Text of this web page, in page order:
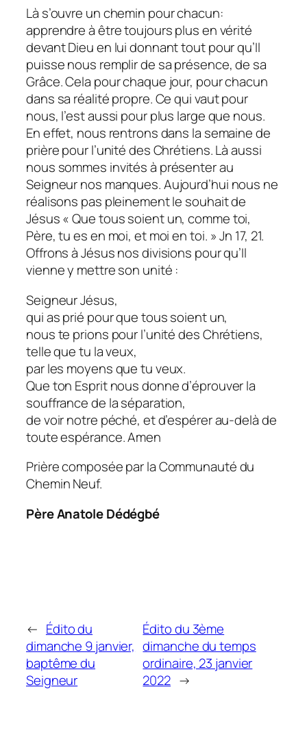
Là s’ouvre un chemin pour chacun:
apprendre à être toujours plus en vérité
devant Dieu en lui donnant tout pour qu’Il
puisse nous remplir de sa présence, de sa
Grâce. Cela pour chaque jour, pour chacun
dans sa réalité propre. Ce qui vaut pour
nous, l’est aussi pour plus large que nous.
En effet, nous rentrons dans la semaine de
prière pour l’unité des Chrétiens. Là aussi
nous sommes invités à présenter au
Seigneur nos manques. Aujourd’hui nous ne
réalisons pas pleinement le souhait de
Jésus «Que tous soient un, comme toi,
Père, tu es en moi, et moi en toi. » Jn 17, 21.
Offrons à Jésus nos divisions pour qu’Il
vienne y mettre son unité :
Seigneur Jésus,
qui as prié pour que tous soient un,
nous te prions pour l’unité des Chrétiens,
telle que tu la veux,
par les moyens que tu veux.
Que ton Esprit nous donne d’éprouver la
souffrance de la séparation,
de voir notre péché, et d’espérer au-delà de
toute espérance. Amen
Prière composée par la Communauté du
Chemin Neuf.
Père Anatole Dédégbé
← Édito du
dimanche 9 janvier,
baptême du
Seigneur
Édito du 3ème
dimanche du temps
ordinaire, 23 janvier
2022 →